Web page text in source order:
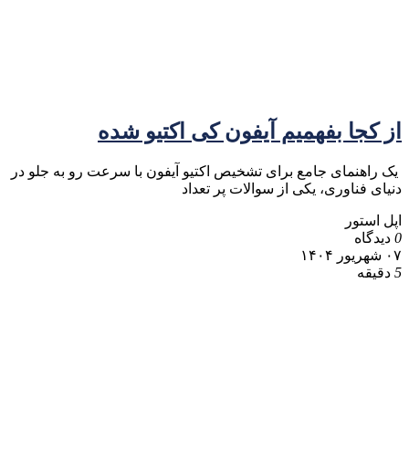
از کجا بفهمیم آیفون کی اکتیو شده
یک راهنمای جامع برای تشخیص اکتیو آیفون با سرعت رو به جلو در
دنیای فناوری، یکی از سوالات پر تعداد
اپل استور
0 دیدگاه
۰۷ شهریور ۱۴۰۴
5 دقیقه